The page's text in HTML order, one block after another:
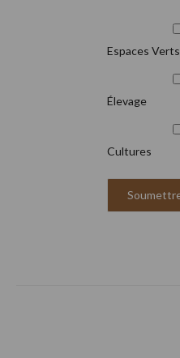
Espaces Verts
Élevage
Cultures